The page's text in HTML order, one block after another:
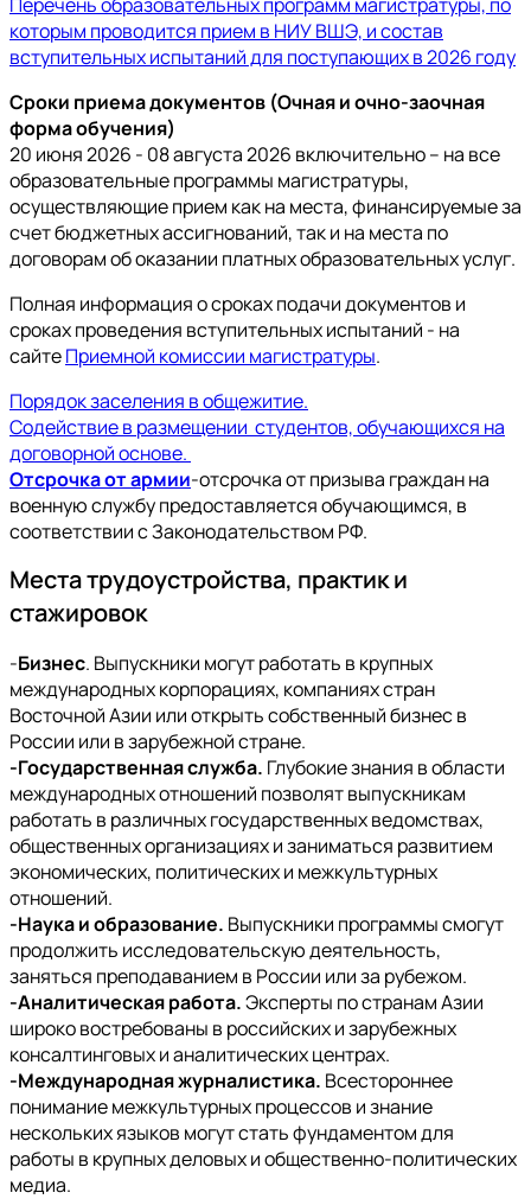
которым проводится прием в НИУ ВШЭ, и состав
вступительных испытаний для поступающих в 2026 году
Сроки приема документов (Очная и очно-заочная
форма обучения)
20 июня 2026 - 08 августа 2026 включительно – на все
образовательные программы магистратуры,
осуществляющие прием как на места, финансируемые за
счет бюджетных ассигнований, так и на места по
договорам об оказании платных образовательных услуг.
Полная информация о сроках подачи документов и
сроках проведения вступительных испытаний - на
сайтеПриемной комиссии магистратуры.
Порядок заселения в общежитие.
Содействие в размещении студентов, обучающихся на
договорной основе.
Отсрочка от армии-отсрочка от призыва граждан на
военную службу предоставляется обучающимся, в
соответствии с Законодательством РФ.
Места трудоустройства, практик и
стажировок
-Бизнес. Выпускники могут работать в крупных
международных корпорациях, компаниях стран
Восточной Азии или открыть собственный бизнес в
России или в зарубежной стране.
-Государственная служба. Глубокие знания в области
международных отношений позволят выпускникам
работать в различных государственных ведомствах,
общественных организациях и заниматься развитием
экономических, политических и межкультурных
отношений.
-Наука и образование. Выпускники программы смогут
продолжить исследовательскую деятельность,
заняться преподаванием в России или за рубежом.
-Аналитическая работа.Эксперты по странам Азии
широко востребованы в российских и зарубежных
консалтинговых и аналитических центрах.
-Международная журналистика. Всестороннее
понимание межкультурных процессов и знание
нескольких языков могут стать фундаментом для
работы в крупных деловых и общественно-политических
медиа.